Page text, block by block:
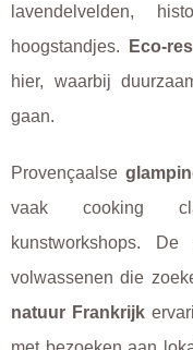
lavendelvelden,
hoogstandjes.
Eco-
hier, waarbij
gaan.
Provençaalse
vaak cooking
kunstworkshops.
volwassenen die
natuur Frankrijk